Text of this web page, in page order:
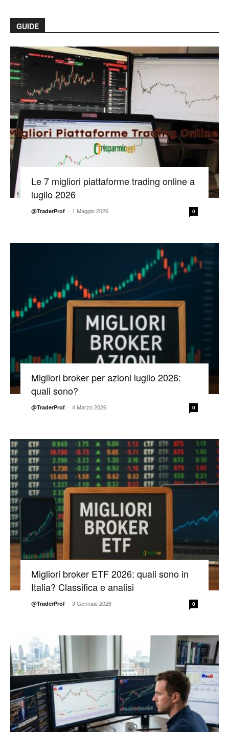
GUIDE
Le 7 migliori piattaforme trading online a
luglio 2026
@TraderProf - 1 Maggio 2026 0
Migliori broker per azioni luglio 2026:
quali sono?
@TraderProf - 4 Marzo 2026 0
Migliori broker ETF 2026: quali sono in
Italia? Classifica e analisi
@TraderProf - 3 Gennaio 2026 0